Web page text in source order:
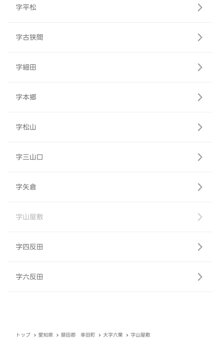
字平松
字古狭間
字細田
字本郷
字松山
字三山口
字矢倉
字山屋敷
字四反田
字六反田
トップ 愛知県 額田郡 幸田町 大字六栗 字山屋敷